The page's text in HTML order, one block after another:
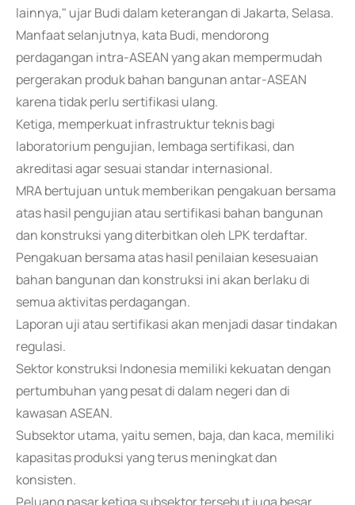
lainnya," ujar Budi dalam keterangan di Jakarta, Selasa.
Manfaat selanjutnya, kata Budi, mendorong
perdagangan intra-ASEAN yang akan mempermudah
pergerakan produk bahan bangunan antar-ASEAN
karena tidak perlu sertifikasi ulang.
Ketiga, memperkuat infrastruktur teknis bagi
laboratorium pengujian, lembaga sertifikasi, dan
akreditasi agar sesuai standar internasional.
MRA bertujuan untuk memberikan pengakuan bersama
atas hasil pengujian atau sertifikasi bahan bangunan
dan konstruksi yang diterbitkan oleh LPK terdaftar.
Pengakuan bersama atas hasil penilaian kesesuaian
bahan bangunan dan konstruksi ini akan berlaku di
semua aktivitas perdagangan.
Laporan uji atau sertifikasi akan menjadi dasar tindakan
regulasi.
Sektor konstruksi Indonesia memiliki kekuatan dengan
pertumbuhan yang pesat di dalam negeri dan di
kawasan ASEAN.
Subsektor utama, yaitu semen, baja, dan kaca, memiliki
kapasitas produksi yang terus meningkat dan
konsisten.